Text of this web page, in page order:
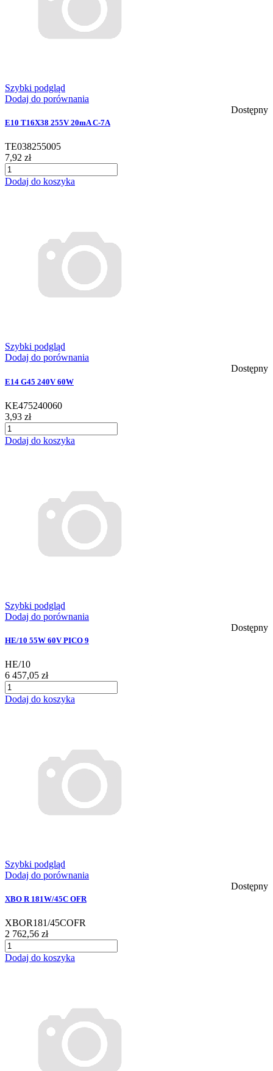
Szybki podgląd
Dodaj do porównania
Dostępny
E10 T16X38 255V 20mA C-7A
TE038255005
7,92 zł
Dodaj do koszyka
Szybki podgląd
Dodaj do porównania
Dostępny
E14 G45 240V 60W
KE475240060
3,93 zł
Dodaj do koszyka
Szybki podgląd
Dodaj do porównania
Dostępny
HE/10 55W 60V PICO 9
HE/10
6 457,05 zł
Dodaj do koszyka
Szybki podgląd
Dodaj do porównania
Dostępny
XBO R 181W/45C OFR
XBOR181/45COFR
2 762,56 zł
Dodaj do koszyka